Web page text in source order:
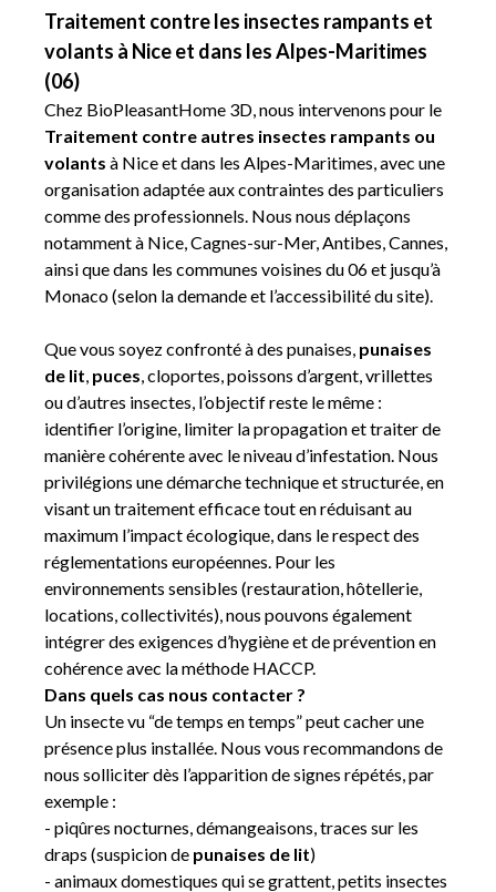
Traitement contre les insectes rampants et
volants à Nice et dans les Alpes-Maritimes
(06)
Chez BioPleasantHome 3D, nous intervenons pour le
Traitement contre autres insectes rampants ou
volants à Nice et dans les Alpes-Maritimes, avec une
organisation adaptée aux contraintes des particuliers
comme des professionnels. Nous nous déplaçons
notamment à Nice, Cagnes-sur-Mer, Antibes, Cannes,
ainsi que dans les communes voisines du 06 et jusqu’à
Monaco (selon la demande et l’accessibilité du site).
Que vous soyez confronté à des punaises, punaises
de lit, puces, cloportes, poissons d’argent, vrillettes
ou d’autres insectes, l’objectif reste le même :
identifier l’origine, limiter la propagation et traiter de
manière cohérente avec le niveau d’infestation. Nous
privilégions une démarche technique et structurée, en
visant un traitement efficace tout en réduisant au
maximum l’impact écologique, dans le respect des
réglementations européennes. Pour les
environnements sensibles (restauration, hôtellerie,
locations, collectivités), nous pouvons également
intégrer des exigences d’hygiène et de prévention en
cohérence avec la méthode HACCP.
Dans quels cas nous contacter ?
Un insecte vu “de temps en temps” peut cacher une
présence plus installée. Nous vous recommandons de
nous solliciter dès l’apparition de signes répétés, par
exemple :
- piqûres nocturnes, démangeaisons, traces sur les
draps (suspicion de punaises de lit)
- animaux domestiques qui se grattent, petits insectes